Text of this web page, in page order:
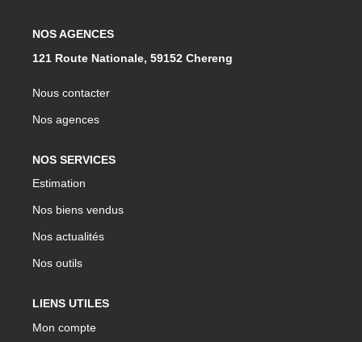
NOS AGENCES
121 Route Nationale, 59152 Chereng
Nous contacter
Nos agences
NOS SERVICES
Estimation
Nos biens vendus
Nos actualités
Nos outils
LIENS UTILES
Mon compte